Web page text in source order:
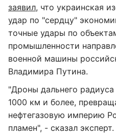
заявил, что украинская
удар по "сердцу"
точные удары по
промышленности
военной машины
Владимира Путина.
"Дроны дальнего
1000 км и более,
нефтегазовую империю
пламен", - сказал эксперт.